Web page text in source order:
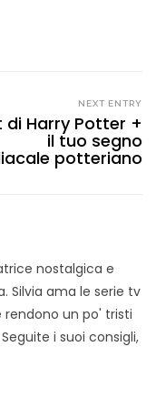
NEXT ENTRY
di Harry Potter +
il tuo segno
potteriano
nostalgica e
Silvia ama le serie tv
un po' tristi
i suoi consigli,